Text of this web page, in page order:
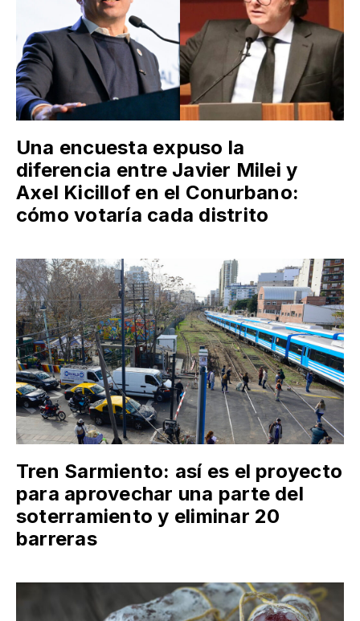
Una encuesta expuso la
diferencia entre Javier Milei y
Axel Kicillof en el Conurbano:
cómo votaría cada distrito
Tren Sarmiento: así es el proyecto
para aprovechar una parte del
soterramiento y eliminar 20
barreras